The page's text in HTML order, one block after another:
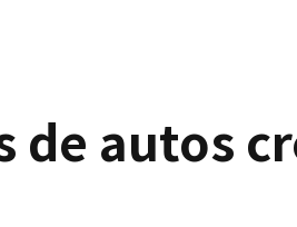
de autos